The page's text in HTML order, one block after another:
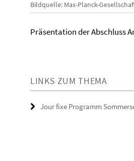
Bildquelle: Max-Planck-
Präsentation der Abschluss
LINKS ZUM THEMA
Jour fixe Programm